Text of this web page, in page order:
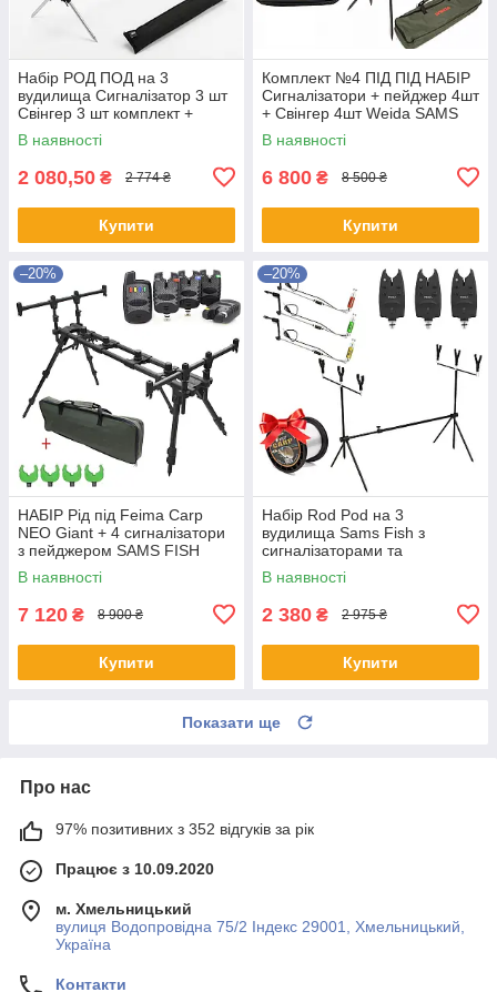
Набір РОД ПОД на 3
вудилища Сигналізатор 3 шт
Свінгер 3 шт комплект +
чохол
В наявності
2 080,50 ₴ 2 774 ₴
Купити
Комплект №4 ПІД ПІД НАБІР
Сигналізатори + пейджер 4шт
+ Свінгер 4шт Weida SAMS
FISH FOX + чохол
В наявності
6 800 ₴ 8 500 ₴
Купити
–20%
НАБІР Рід під Feima Carp
NEO Giant + 4 сигналізатори
з пейджером SAMS FISH
трансформер на 4 вудлища
В наявності
7 120 ₴ 8 900 ₴
Купити
–20%
Набір Rod Pod на 3
вудилища Sams Fish з
сигналізаторами та
свінгерами + чохол
В наявності
2 380 ₴ 2 975 ₴
Купити
Показати ще
Про нас
97% позитивних з 352 відгуків за рік
Працює з 10.09.2020
м. Хмельницький
вулиця Водопровідна 75/2 Індекс 29001, Хмельницький,
Україна
Контакти